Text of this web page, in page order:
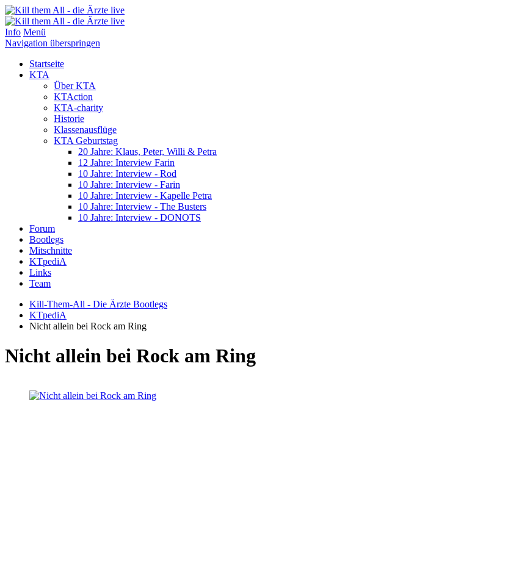
Info Menü
Navigation überspringen
Startseite
KTA
Über KTA
KTAction
KTA-charity
Historie
Klassenausflüge
KTA Geburtstag
20 Jahre: Klaus, Peter, Willi & Petra
12 Jahre: Interview Farin
10 Jahre: Interview - Rod
10 Jahre: Interview - Farin
10 Jahre: Interview - Kapelle Petra
10 Jahre: Interview - The Busters
10 Jahre: Interview - DONOTS
Forum
Bootlegs
Mitschnitte
KTpediA
Links
Team
Kill-Them-All - Die Ärzte Bootlegs
KTpediA
Nicht allein bei Rock am Ring
Nicht allein bei Rock am Ring